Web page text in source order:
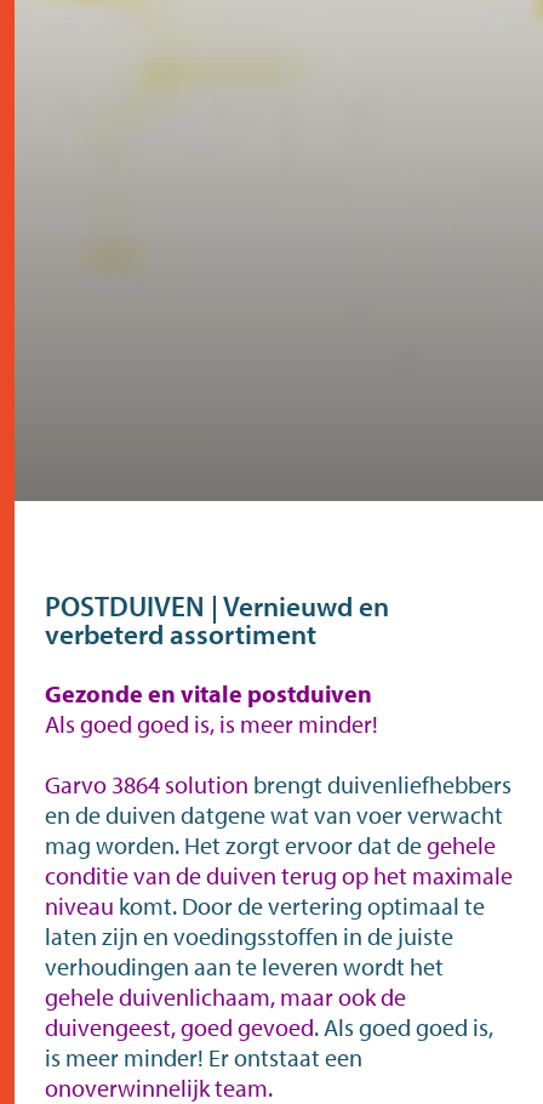
POSTDUIVEN | Vernieuwd en
verbeterd assortiment
Gezonde en vitale postduiven
Als goed goed is, is meer minder!
Garvo 3864 solution brengt duivenliefhebbers
en de duiven datgene wat van voer verwacht
mag worden. Het zorgt ervoor dat degehele
conditie van de duiven terug op het maximale
niveau komt. Door de vertering optimaal te
laten zijn en voedingsstoffen in de juiste
verhoudingen aan te leveren wordt het
gehele duivenlichaam, maar ook de
duivengeest, goed gevoed. Als goed goed is,
is meer minder! Er ontstaat een
onoverwinnelijk team.